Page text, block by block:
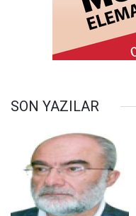
SON YAZILAR